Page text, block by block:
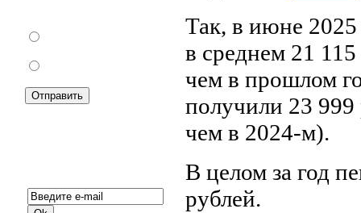
Так, в июне
в среднем 21
чем в прошлом
получили 23 999
чем в 2024-м).
В целом за год
рублей.